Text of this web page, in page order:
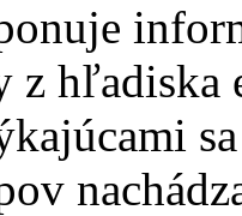
z hľadiska